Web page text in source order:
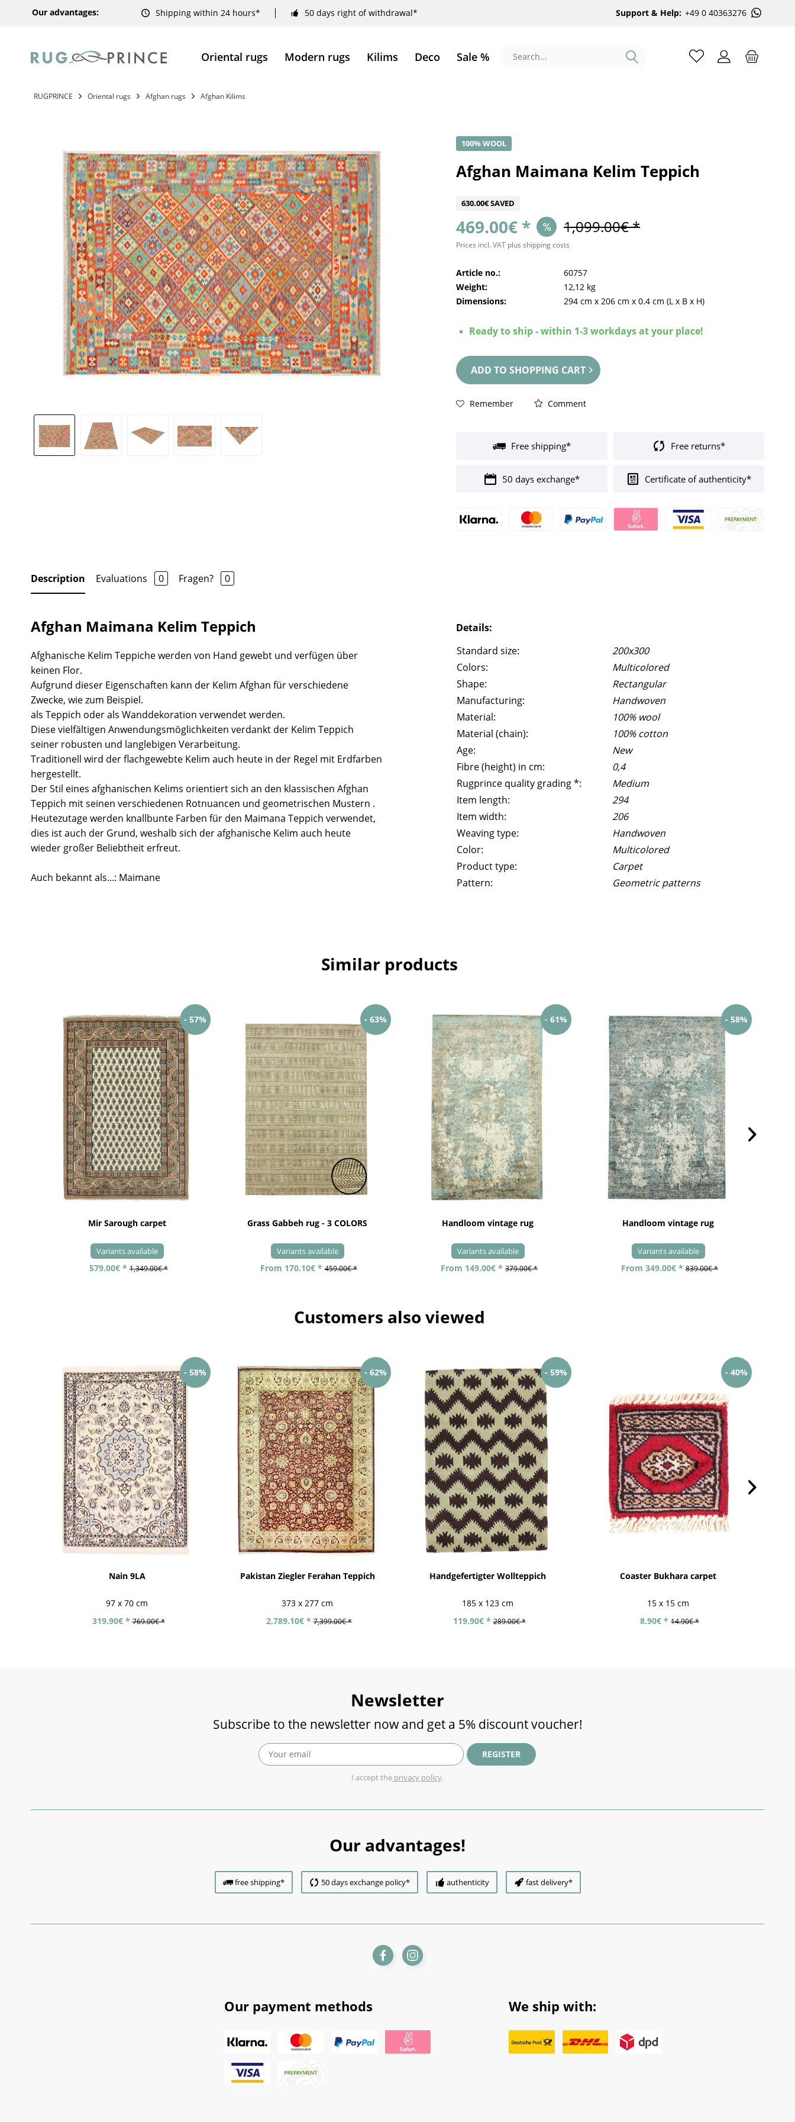
Our advantages: Shipping within 24 hours* 50 days right of withdrawal* Support & Help: +49 0 40363276
Oriental rugs Modern rugs Kilims Deco Sale %
RUGPRINCE Oriental rugs Afghan rugs Afghan Kilims
100% WOOL
Afghan Maimana Kelim Teppich
630.00€ SAVED
469.00€ * 1,099.00€ *
Prices incl. VAT plus shipping costs
Article no.:
60757
Weight:
12,12 kg
Dimensions:
294 cm x206 cm x0.4 cm (L x B x H)
Ready to ship - within 1-3 workdays at your place!
ADD TO SHOPPING CART
Remember Comment
Free shipping* Free returns*
50 days exchange* Certificate of authenticity*
Description Evaluations 0 Fragen? 0
Afghan Maimana Kelim Teppich
Afghanische Kelim Teppiche werden von Hand gewebt und verfügen über
keinen Flor.
Aufgrund dieser Eigenschaften kann der Kelim Afghan für verschiedene
Zwecke, wie zum Beispiel.
als Teppich oder als Wanddekoration verwendet werden.
Diese vielfältigen Anwendungsmöglichkeiten verdankt der Kelim Teppich
seiner robusten und langlebigen Verarbeitung.
Traditionell wird der flachgewebte Kelim auch heute in der Regel mit Erdfarben
hergestellt.
Der Stil eines afghanischen Kelims orientiert sich an den klassischen Afghan
Teppich mit seinen verschiedenen Rotnuancen und geometrischen Mustern .
Heutezutage werden knallbunte Farben für den Maimana Teppich verwendet,
dies ist auch der Grund, weshalb sich der afghanische Kelim auch heute
wieder großer Beliebtheit erfreut.
Auch bekannt als...: Maimane
Details:
Standard size:
200x300
Colors:
Multicolored
Shape:
Rectangular
Manufacturing:
Handwoven
Material:
100% wool
Material (chain):
100% cotton
Age:
New
Fibre (height) in cm:
0,4
Rugprince quality grading *:
Medium
Item length:
294
Item width:
206
Weaving type:
Handwoven
Color:
Multicolored
Product type:
Carpet
Pattern:
Geometric patterns
Similar products
- 57%
Mir Sarough carpet
Variants available
579.00€ * 1,349.00€ *
- 63%
Grass Gabbeh rug - 3 COLORS
Variants available
From 170.10€ * 459.00€ *
- 61%
Handloom vintage rug
Variants available
From 149.00€ * 379.00€ *
- 58%
Handloom vintage rug
Variants available
From 349.00€ * 839.00€ *
Customers also viewed
- 58%
Nain 9LA
97 x 70 cm
319.90€ * 769.00€ *
- 62%
Pakistan Ziegler Ferahan Teppich
373 x 277 cm
2,789.10€ * 7,399.00€ *
- 59%
Handgefertigter Wollteppich
185 x 123 cm
119.90€ * 289.00€ *
- 40%
Coaster Bukhara carpet
15 x 15 cm
8.90€ * 14.90€ *
Newsletter
Subscribe to the newsletter now and get a 5% discount voucher!
REGISTER
I accept the privacy policy.
Our advantages!
free shipping* 50 days exchange policy* authenticity fast delivery*
Our payment methods We ship with: